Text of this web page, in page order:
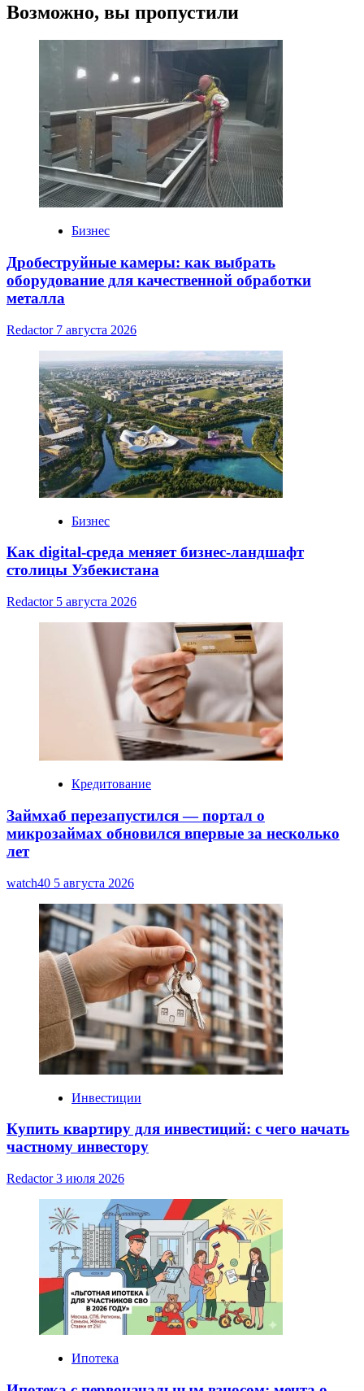
Возможно, вы пропустили
Бизнес
Дробеструйные камеры: как выбрать
оборудование для качественной обработки
металла
Redactor 7 августа 2026
Бизнес
Как digital-среда меняет бизнес-ландшафт
столицы Узбекистана
Redactor 5 августа 2026
Кредитование
Займхаб перезапустился — портал о
микрозаймах обновился впервые за несколько
лет
watch40 5 августа 2026
Инвестиции
Купить квартиру для инвестиций: с чего начать
частному инвестору
Redactor3 июля 2026
Ипотека